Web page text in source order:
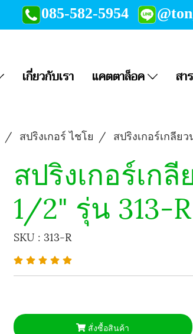
085-582-5954
เกี่ยวกับเรา แคตตาล็อค สา
สปริงเกอร์ ไชโย สปริงเกอร์เกลีย
สปริงเกอร์เก
1/2" รุ่น 313-
SKU : 313-R
สั่งซื้อสินค้า